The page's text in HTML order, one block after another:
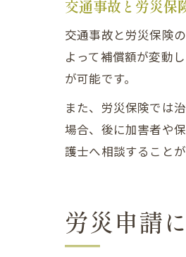
交通事故と労災保
交通事故と労災保険
よって補償額が変動
が可能です。
また、労災保険では
場合、後に加害者や
護士へ相談すること
労災申請